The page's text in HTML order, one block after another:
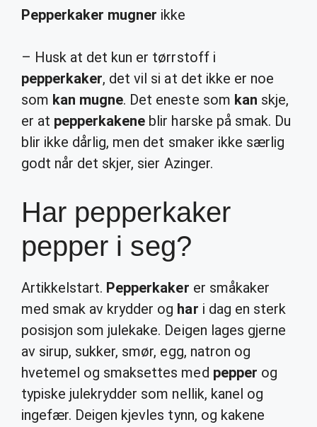
Pepperkaker mugner ikke
– Husk at det kun er tørrstoff i
pepperkaker, det vil si at det ikke er noe
som kan mugne. Det eneste som kan skje,
er at pepperkakene blir harske på smak. Du
blir ikke dårlig, men det smaker ikke særlig
godt når det skjer, sier Azinger.
Har pepperkaker
pepper i seg?
Artikkelstart. Pepperkaker er småkaker
med smak av krydder og har i dag en sterk
posisjon som julekake. Deigen lages gjerne
av sirup, sukker, smør, egg, natron og
hvetemel og smaksettes med pepper og
typiske julekrydder som nellik, kanel og
ingefær. Deigen kjevles tynn, og kakene